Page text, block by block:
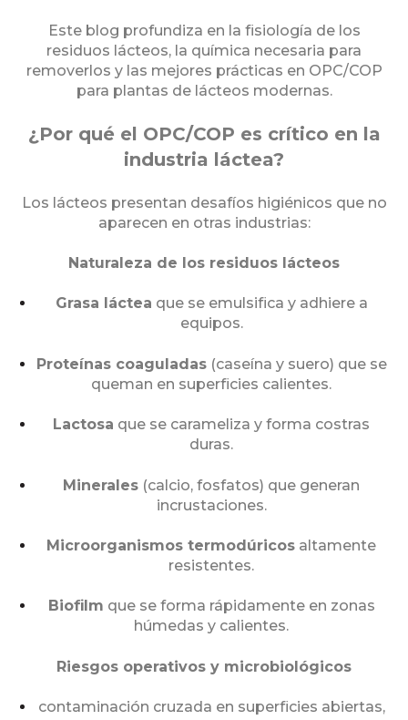
Este blog profundiza en la fisiología de los
residuos lácteos, la química necesaria para
removerlos y las mejores prácticas en OPC/COP
para plantas de lácteos modernas.
¿Por qué el OPC/COP es crítico en la
industria láctea?
Los lácteos presentan desafíos higiénicos que no
aparecen en otras industrias:
Naturaleza de los residuos lácteos
Grasa láctea que se emulsifica y adhiere a
equipos.
Proteínas coaguladas(caseína y suero) que se
queman en superficies calientes.
Lactosa que se carameliza y forma costras
duras.
Minerales (calcio, fosfatos) que generan
incrustaciones.
Microorganismos termodúricos altamente
resistentes.
Biofilm que se forma rápidamente en zonas
húmedas y calientes.
Riesgos operativos y microbiológicos
contaminación cruzada en superficies abiertas,